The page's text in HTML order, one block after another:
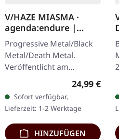
V/HAZE MIASMA ·
agenda:endure |
SPLATTER LP
Progressive Metal/Black
Metal/Death Metal.
Veröffentlicht am
08.12.2023, auf Supreme
Chaos Records. SCR
Exklusives Ultra
Clear/Silber/Gold/Schwar
z…
Regulärer
24,99 €
Sofort verfügbar,
Lieferzeit: 1-2 Werktage
HINZUFÜGEN